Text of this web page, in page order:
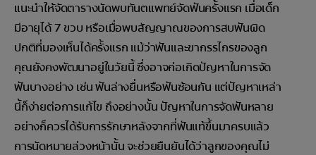
แนะนำให้จัดตารางนัดพบทันตแพทย์จัดฟันครั้งแรก เมื่อเด็ก
มีอายุได้ 7 ขวบ หรือเมื่อพบสัญญาณของการสบฟันผิด
ปกติที่มองเห็นได้ครั้งแรก แม้ว่าฟันและขากรรไกรของลูก
คุณยังคงพัฒนาอยู่ในวัยนี้ ซึ่งอาจก่อเกิดปัญหาในการจัด
ฟันบางอย่าง เช่น ฟันล่างยื่นหรือฟันซ้อนกัน แต่ปัญหาเหล่า
นี้ก็ง่ายต่อการแก้ไข ถึงอย่างนั้น ปัญหาในการจัดฟันหลาย
อย่างก็ควรได้รับการรักษาหลังจากที่ฟันแท้ขึ้นมาครบแล้ว
การนัดหมายล่วงหน้านั้น จะช่วยยืนยันได้ว่าลูกของคุณไม่